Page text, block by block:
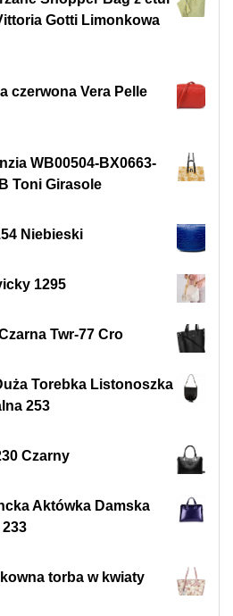
Gotti Limonkowa
czerwona Vera Pelle
WB00504-BX0663-
Toni Girasole
Niebieski
1295
Twr-77 Cro
Torebka Listonoszka
253
Czarny
Aktówka Damska
torba w kwiaty